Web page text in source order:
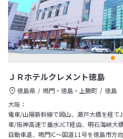
ＪＲホテルクレメント徳島
徳島県 鳴門・徳島・上勝町
徳島
大阪：
電車/山陽新幹線で岡山、瀬戸大橋を経て
車/阪神高速で垂水JCT経由、明石海峡大
自動車道、鳴門IC～国道11号を徳島市方